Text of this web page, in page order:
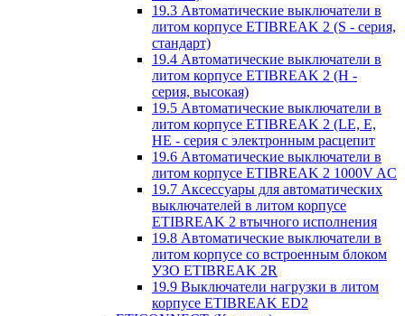
19.3 Автоматические выключатели в
литом корпусе ETIBREAK 2 (S - серия,
стандарт)
19.4 Автоматические выключатели в
литом корпусе ETIBREAK 2 (H -
серия, высокая)
19.5 Автоматические выключатели в
литом корпусе ETIBREAK 2 (LE, E,
HE - серия с электронным расцепит
19.6 Автоматические выключатели в
литом корпусе ETIBREAK 2 1000V AC
19.7 Аксессуары для автоматических
выключателей в литом корпусе
ETIBREAK 2 втычного исполнения
19.8 Автоматические выключатели в
литом корпусе со встроенным блоком
УЗО ETIBREAK 2R
19.9 Выключатели нагрузки в литом
корпусе ETIBREAK ED2